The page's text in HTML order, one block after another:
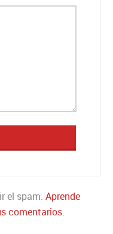
el spam. Aprende
comentarios.